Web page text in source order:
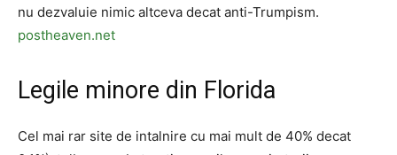
nu dezvaluie nimic altceva decat anti-Trumpism.
postheaven.net
Legile minore din Florida
Cel mai rar site de intalnire cu mai mult de 40% decat